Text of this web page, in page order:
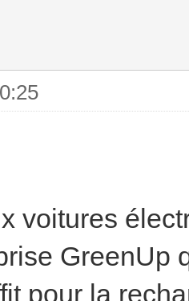
voitures
GreenUp
pour la